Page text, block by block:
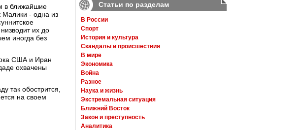
в ближайшие
Малики - одна из
их до
иногда без
США и Иран
охвачены
так обострится,
на своем
Статьи по разделам
В России
Спорт
История и культура
Скандалы и происшествия
В мире
Экономика
Война
Разное
Наука и жизнь
Экстремальная ситуация
Ближний Восток
Закон и преступность
Аналитика